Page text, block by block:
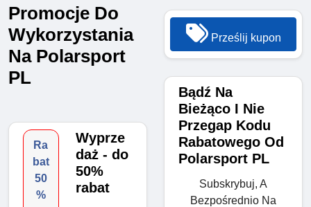
Promocje Do
Wykorzystania
Na Polarsport
PL
Ra
bat
50
%
Wyprze
daż - do
50%
rabat
Prześlij kupon
Bądź Na
Bieżąco I Nie
Przegap Kodu
Rabatowego Od
Polarsport PL
Subskrybuj, A
Bezpośrednio Na